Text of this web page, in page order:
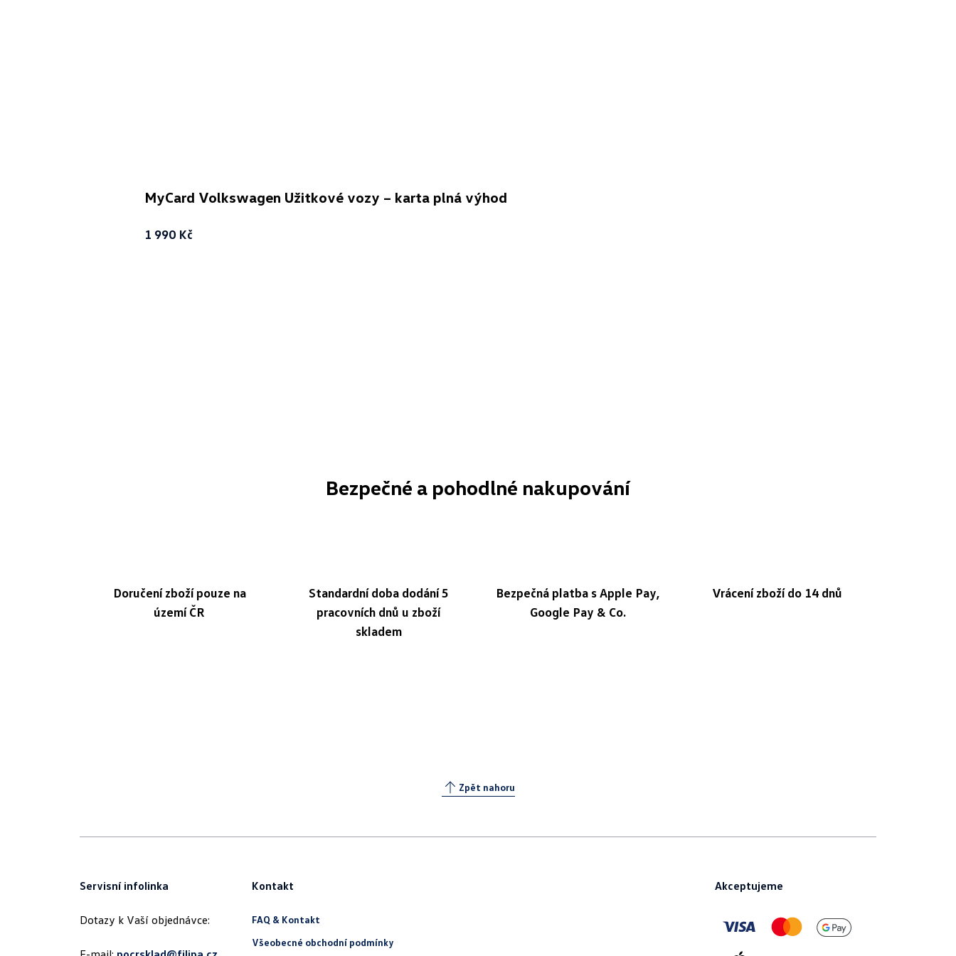
MyCard Volkswagen Užitkové vozy – karta plná výhod
1 990 Kč
Bezpečné a pohodlné nakupování
Doručení zboží pouze na
území ČR
Standardní doba dodání 5
pracovních dnů u zboží
skladem
Bezpečná platba s Apple Pay,
Google Pay & Co.
Vrácení zboží do 14 dnů
Zpět nahoru
Servisní infolinka
Dotazy k Vaší objednávce:
Kontakt
FAQ & Kontakt
Všeobecné obchodní podmínky
Akceptujeme